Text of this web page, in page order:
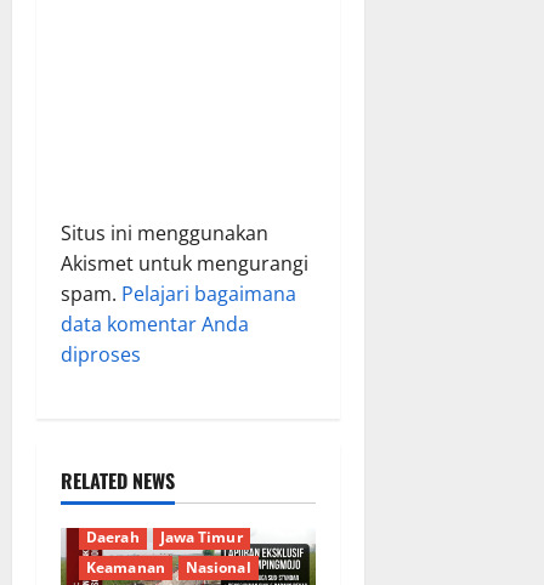
Situs ini menggunakan
Akismet untuk mengurangi
spam. Pelajari bagaimana
data komentar Anda
diproses
RELATED NEWS
Berita Terkini
Budaya
Daerah
Jawa Timur
Keamanan
Nasional